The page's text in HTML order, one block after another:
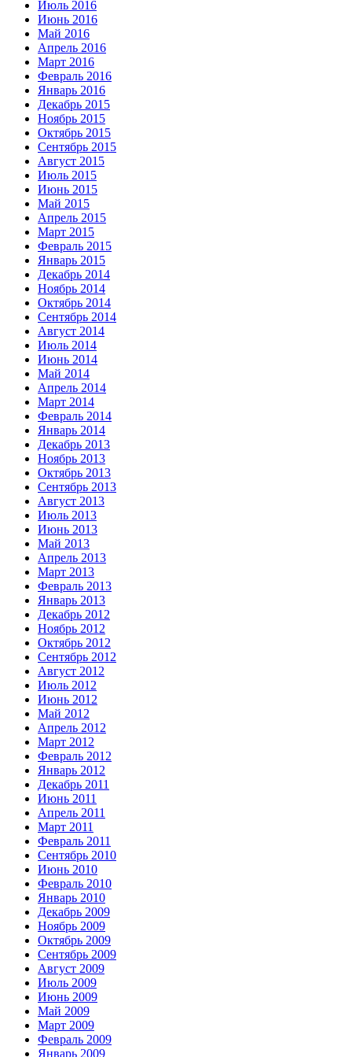
Июль 2016
Июнь 2016
Май 2016
Апрель 2016
Март 2016
Февраль 2016
Январь 2016
Декабрь 2015
Ноябрь 2015
Октябрь 2015
Сентябрь 2015
Август 2015
Июль 2015
Июнь 2015
Май 2015
Апрель 2015
Март 2015
Февраль 2015
Январь 2015
Декабрь 2014
Ноябрь 2014
Октябрь 2014
Сентябрь 2014
Август 2014
Июль 2014
Июнь 2014
Май 2014
Апрель 2014
Март 2014
Февраль 2014
Январь 2014
Декабрь 2013
Ноябрь 2013
Октябрь 2013
Сентябрь 2013
Август 2013
Июль 2013
Июнь 2013
Май 2013
Апрель 2013
Март 2013
Февраль 2013
Январь 2013
Декабрь 2012
Ноябрь 2012
Октябрь 2012
Сентябрь 2012
Август 2012
Июль 2012
Июнь 2012
Май 2012
Апрель 2012
Март 2012
Февраль 2012
Январь 2012
Декабрь 2011
Июнь 2011
Апрель 2011
Март 2011
Февраль 2011
Сентябрь 2010
Июнь 2010
Февраль 2010
Январь 2010
Декабрь 2009
Ноябрь 2009
Октябрь 2009
Сентябрь 2009
Август 2009
Июль 2009
Июнь 2009
Май 2009
Март 2009
Февраль 2009
Январь 2009